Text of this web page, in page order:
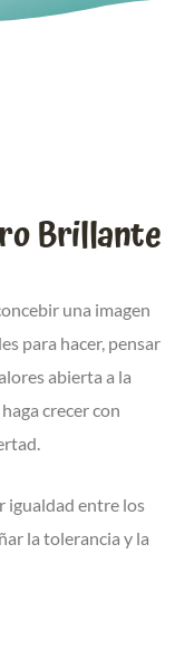
Brillante
una imagen
para hacer, pensar
abierta a la
crecer con
igualdad entre los
la tolerancia y la